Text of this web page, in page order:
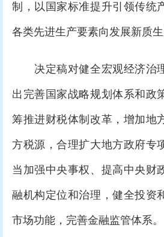
制，以国家标准提升引领传统
各类先进生产要素向发展新质生
决定稿对健全宏观经济治
出完善国家战略规划体系和政
筹推进财税体制改革，增加地
方税源，合理扩大地方政府专
当加强中央事权、提高中央财
融机构定位和治理，健全投资
市场功能，完善金融监管体系。